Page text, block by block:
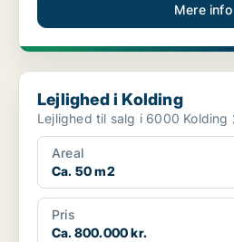
Mere info
Lejlighed i Kolding
Lejlighed i Kolding
Areal
Ca. 50 m2
Pris
Ca. 800.000 kr.